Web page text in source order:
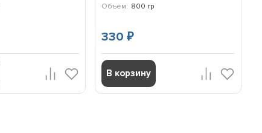
Объем: 800 гр
330 ₽
В корзину